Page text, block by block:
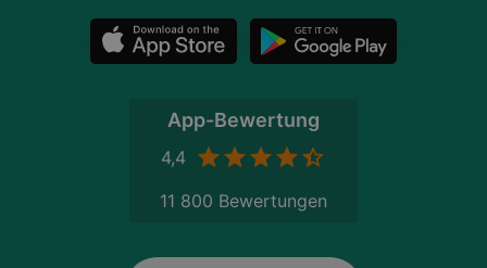
App-Bewertung
4,4
11 800 Bewertungen